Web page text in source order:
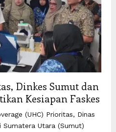
Dinkes Sumut dan
Kesiapan Faskes
(UHC) Prioritas, Dinas
Sumatera Utara (Sumut)